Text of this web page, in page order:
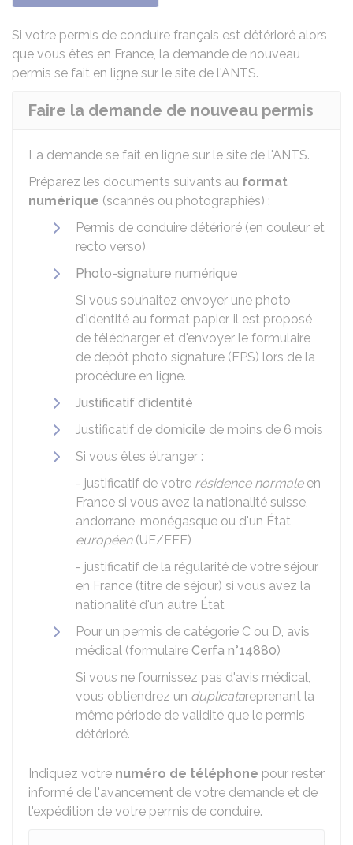
Si votre permis de conduire français est détérioré alors
que vous êtes en France, la demande de nouveau
permis se fait en ligne sur le site de l'ANTS.
Faire la demande de nouveau permis
La demande se fait en ligne sur le site de l'ANTS.
Préparez les documents suivants au format
numérique (scannés ou photographiés) :
Permis de conduire détérioré (en couleur et
recto verso)
Photo-signature numérique
Si vous souhaitez envoyer une photo
d'identité au format papier, il est proposé
de télécharger et d'envoyer le formulaire
de dépôt photo signature (FPS) lors de la
procédure en ligne.
Justificatif d'identité
Justificatif de domicile de moins de 6 mois
Si vous êtes étranger :
- justificatif de votre résidence normaleen
France si vous avez la nationalité suisse,
andorrane, monégasque ou d'un État
européen(UE/EEE)
- justificatif de la régularité de votre séjour
en France (titre de séjour) si vous avez la
nationalité d'un autre État
Pour un permis de catégorie C ou D, avis
médical (formulaire Cerfa n°14880)
Si vous ne fournissez pas d'avis médical,
vous obtiendrez un duplicatareprenant la
même période de validité que le permis
détérioré.
Indiquez votre numéro de téléphone pour rester
informé de l'avancement de votre demande et de
l'expédition de votre permis de conduire.